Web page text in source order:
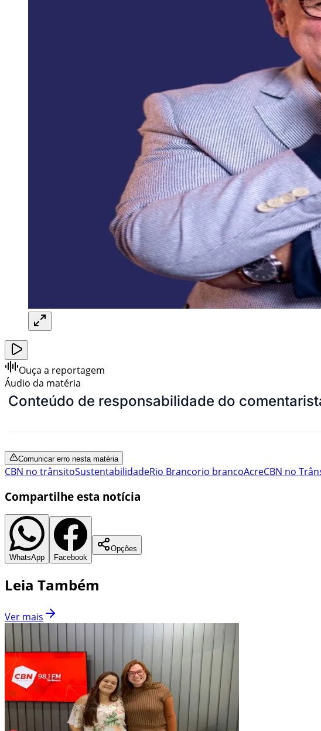
Ouça a reportagem
Áudio da matéria
Conteúdo de responsabilidade do
Comunicar erro nesta matéria
CBN no trânsitoSustentabilidadeRio Brancorio brancoAcreCBN no
Compartilhe esta notícia
WhatsApp Facebook
Opções
Leia Também
Ver mais